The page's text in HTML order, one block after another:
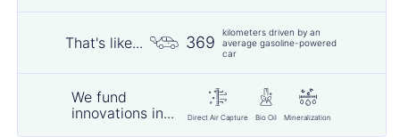
That's like... 369
kilometers driven by an
average gasoline-powered
car
We fund
innovations in...
Direct Air Capture Bio Oil Mineralization